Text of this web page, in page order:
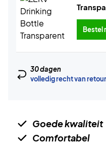
Bestel
30 dagen
volledig recht van retour
Goede kwaliteit
Comfortabel